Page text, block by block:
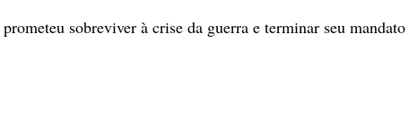
sobreviver à crise da guerra e terminar seu